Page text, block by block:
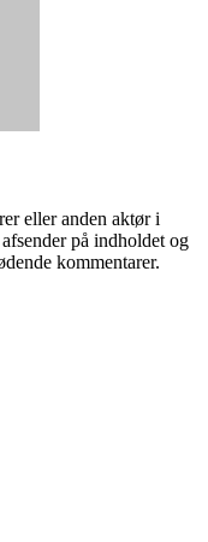
eller anden aktør i
på indholdet og
kommentarer.